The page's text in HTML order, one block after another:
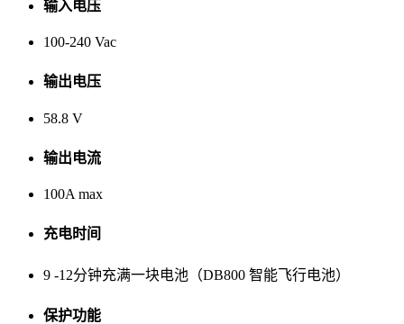
输入电压
100-240 Vac
输出电压
58.8 V
输出电流
100A max
充电时间
9 -12分钟充满一块电池（DB800 智能飞行电池）
保护功能